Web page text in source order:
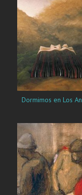
Dormimos en Los